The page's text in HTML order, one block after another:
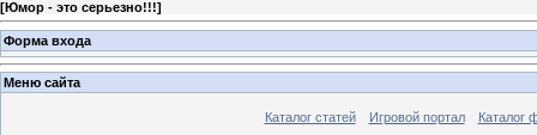
[Юмор - это серьезно!!!]
Форма входа
Меню сайта
Каталог статей Игровой портал Каталог